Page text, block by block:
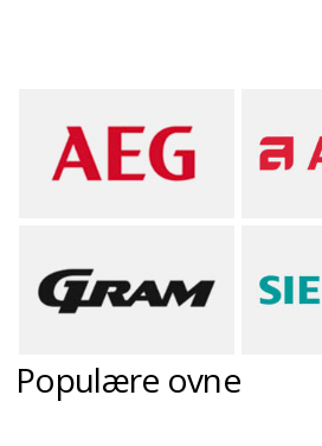
Populære ovne